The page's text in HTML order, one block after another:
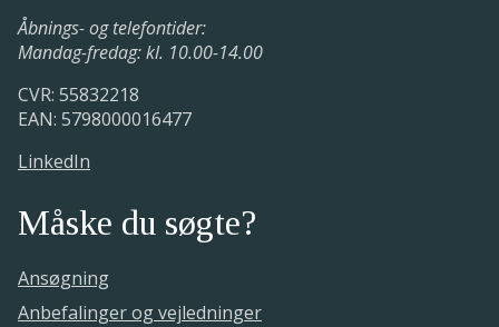
Åbnings- og telefontider:
Mandag-fredag: kl. 10.00-14.00
CVR: 55832218
EAN: 5798000016477
LinkedIn
Måske du søgte?
Ansøgning
Anbefalinger og vejledninger